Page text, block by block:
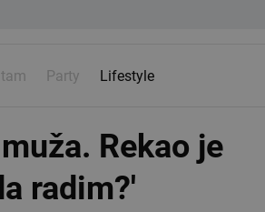
Party Lifestyle
Rekao je
radim?'